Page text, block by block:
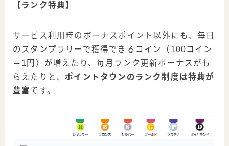
【ランク特典】
サービス利用時のボーナスポイント以外にも、毎日
のスタンプラリーで獲得できるコイン（100コイン
＝1円）が増えたり、毎月ランク更新ボーナスがも
らえたりと、ポイントタウンのランク制度は特典が
豊富です。